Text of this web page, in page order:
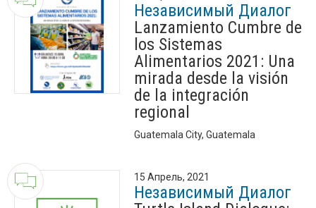
Независимый Диалог
Lanzamiento Cumbre de
los Sistemas
Alimentarios 2021: Una
mirada desde la visión
de la integración
regional
Guatemala City, Guatemala
15 Апрель, 2021
Независимый Диалог